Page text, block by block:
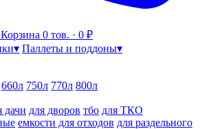
Корзина 0 тов. · 0 ₽
▾ Паллеты и поддоны▾
660л 750л 770л 800л
дачи для дворов тбо для ТКО
емкости для отходов для раздельного